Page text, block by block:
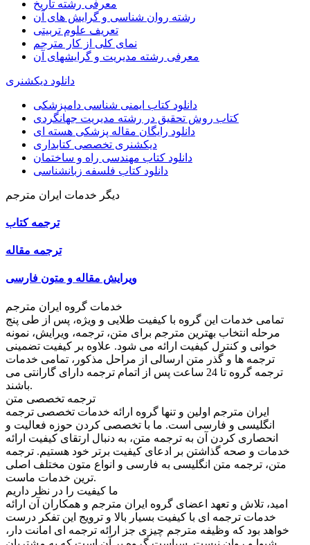
معرفی رشته تاریخ
رشته روان شناسی و گرایش های آن
تعریف علوم تربیتی
نمای کلی از کار مترجم
معرفی رشته مدیریت و گرایشهای آن
دانلود دیکشنری
دانلود کتاب ایمنی شناسی دامپزشکی
کتاب روش تحقیق در رشته مدیریت جهانگردی
دانلود رایگان مقاله پزشکی هسته ای
دیکشنری تخصصی کتابداری
دانلود کتاب مهندسی راه و ساختمان
دانلود کتاب فلسفه زبانشناسی
دیگر خدمات ایران مترجم
ترجمه کتاب
ترجمه مقاله
ویرایش مقاله و متون فارسی
خدمات گروه ایران مترجم
تمامی خدمات این گروه با کیفیت طلایی و ویژه، پس از طی پنج
مرحله انتخاب بهترین مترجم برای متن، ترجمه، ویرایش، نمونه
خوانی و کنترل کیفیت ارائه می شود. علاوه بر کیفیت تضمینی
ترجمه ها و گذر متن ارسالی از مراحل مذکور، تمامی خدمات
ترجمه گروه تا 24 ساعت پس از اتمام ترجمه دارای گارانتی می
باشند.
ترجمه تخصصی متن
ایران مترجم اولین و تنها گروه ارائه خدمات تخصصی ترجمه
انگلیسی و فارسی است. ما با تخصصی کردن حوزه فعالیت و
انحصاری کردن آن به ترجمه متن، به دنبال ارتقای کیفیت ارائه
خدمات و صحه گذاشتن بر ادعای کیفیت برتر خود هستیم. ترجمه
متن، ترجمه متن انگلیسی به فارسی و انواع متون مختلف اصلی
ترین خدمات ماست.
ما کیفیت را در نظر داریم
امید، تلاش و تعهد اعضای گروه ایران مترجم و همکاران آن ارائه
خدمات ترجمه ای با کیفیت بسیار بالا و ترویج این تفکر درست
خواهد بود که وظیفه مترجم چیزی جز ارائه ترجمه ای امانت دار،